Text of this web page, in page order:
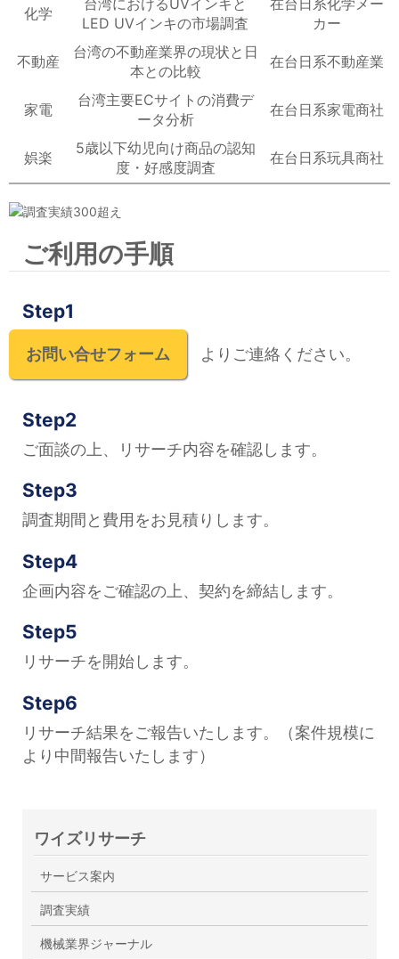
化学
LED UVインキの市場調査
カー
不動産
台湾の不動産業界の現状と日
本との比較
在台日系不動産業
家電
台湾主要ECサイトの消費デ
ータ分析
在台日系家電商社
娯楽
5歳以下幼児向け商品の認知
度・好感度調査
在台日系玩具商社
ご利用の手順
Step1
お問い合せフォーム よりご連絡ください。
Step2
ご面談の上、リサーチ内容を確認します。
Step3
調査期間と費用をお見積りします。
Step4
企画内容をご確認の上、契約を締結します。
Step5
リサーチを開始します。
Step6
リサーチ結果をご報告いたします。（案件規模に
より中間報告いたします）
ワイズリサーチ
サービス案内
調査実績
機械業界ジャーナル